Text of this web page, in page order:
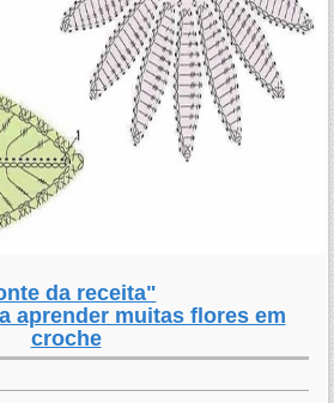
da receita"
aprender muitas flores em
croche